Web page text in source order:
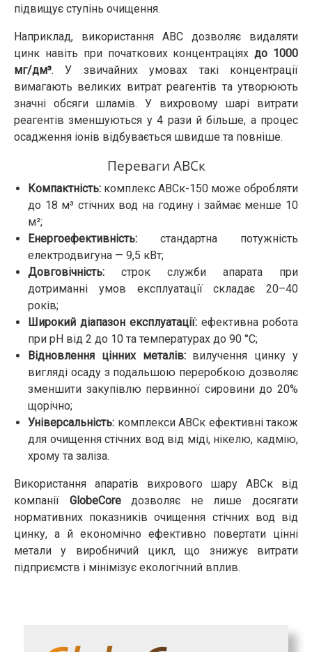
підвищує ступінь очищення.
Наприклад, використання АВС дозволяє видаляти
цинк навіть при початкових концентраціяхдо 1000
мг/дм³. У звичайних умовах такі концентрації
вимагають великих витрат реагентів та утворюють
значні обсяги шламів. У вихровому шарі витрати
реагентів зменшуються у 4 рази й більше, а процес
осадження іонів відбувається швидше та повніше.
Переваги АВСк
Компактність: комплекс АВСк-150 може обробляти
до 18 м³ стічних вод на годину і займає менше 10
м²;
Енергоефективність: стандартна потужність
електродвигуна — 9,5 кВт;
Довговічність: строк служби апарата при
дотриманні умов експлуатації складає 20–40
років;
Широкий діапазон експлуатації: ефективна робота
при pH від 2 до 10 та температурах до 90 °C;
Відновлення цінних металів:вилучення цинку у
вигляді осаду з подальшою переробкою дозволяє
зменшити закупівлю первинної сировини до 20%
щорічно;
Універсальність: комплекси АВСк ефективні також
для очищення стічних вод від міді, нікелю, кадмію,
хрому та заліза.
Використання апаратів вихрового шару АВСк від
компанії GlobeCoreдозволяє не лише досягати
нормативних показників очищення стічних вод від
цинку, а й економічно ефективно повертати цінні
метали у виробничий цикл, що знижує витрати
підприємств і мінімізує екологічний вплив.